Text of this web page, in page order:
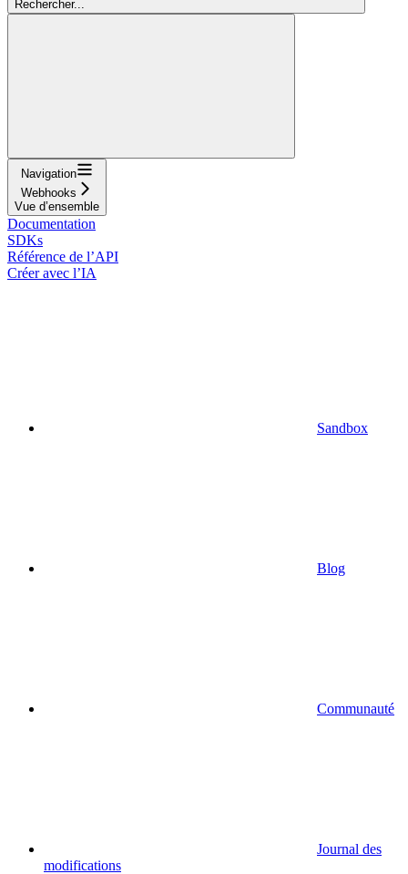
Rechercher...
Navigation
Webhooks
Vue d’ensemble
Documentation
SDKs
Référence de l’API
Créer avec l’IA
Sandbox
Blog
Communauté
Journal des
modifications